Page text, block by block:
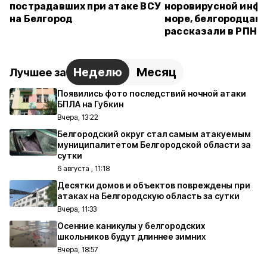
пострадавших при атаке ВСУ
на Белгород
норовирусной
море, белгородцам
рассказали в РПН
Лучшее за Неделю Месяц
Появились фото последствий ночной атаки
БПЛА на Губкин
Вчера, 13:22
Белгородский округ стал самым атакуемым
муниципалитетом Белгородской области за
сутки
6 августа , 11:18
Десятки домов и объектов повреждены при
атаках на Белгородскую область за сутки
Вчера, 11:33
Осенние каникулы у белгородских
школьников будут длиннее зимних
Вчера, 18:57